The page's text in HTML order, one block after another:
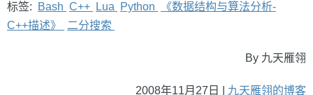
标签:
Bash C++ Lua Python
《数据结构与算法分析-
C++描述》
二分搜索
By 九天雁翎
2008年11月27日 | 九天雁翎的博客